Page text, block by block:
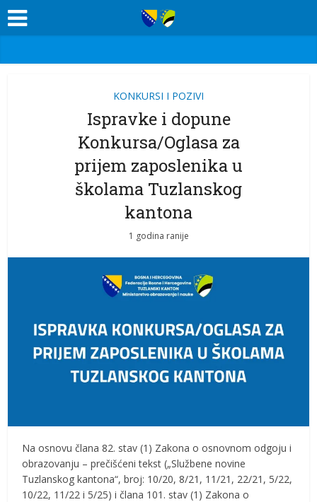
KONKURSI I POZIVI
Ispravke i dopune
Konkursa/Oglasa za
prijem zaposlenika u
školama Tuzlanskog
kantona
1 godina ranije
Na osnovu člana 82. stav (1) Zakona o osnovnom odgoju i
obrazovanju – prečišćeni tekst („Službene novine
Tuzlanskog kantona“, broj: 10/20, 8/21, 11/21, 22/21, 5/22,
10/22, 11/22 i 5/25) i člana 101. stav (1) Zakona o